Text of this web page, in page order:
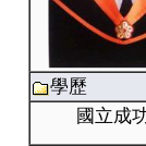
學歷
國立成